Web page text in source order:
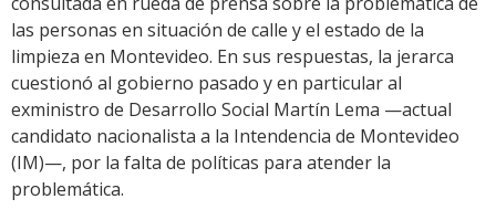
las personas en situación de calle y el estado de la
limpieza en Montevideo. En sus respuestas, la jerarca
cuestionó al gobierno pasado y en particular al
exministro de Desarrollo Social Martín Lema —actual
candidato nacionalista a la Intendencia de Montevideo
(IM)—, por la falta de políticas para atender la
problemática.